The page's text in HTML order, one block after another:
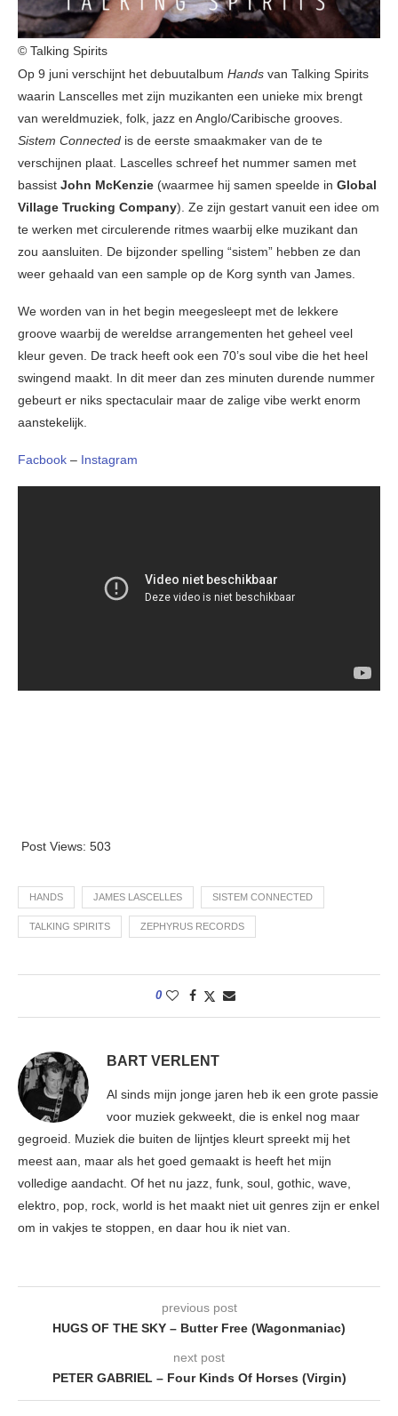
© Talking Spirits
Op 9 juni verschijnt het debuutalbum Hands van Talking Spirits
waarin Lanscelles met zijn muzikanten een unieke mix brengt
van wereldmuziek, folk, jazz en Anglo/Caribische grooves.
Sistem Connected is de eerste smaakmaker van de te
verschijnen plaat. Lascelles schreef het nummer samen met
bassist John McKenzie (waarmee hij samen speelde in Global
Village Trucking Company). Ze zijn gestart vanuit een idee om
te werken met circulerende ritmes waarbij elke muzikant dan
zou aansluiten. De bijzonder spelling “sistem” hebben ze dan
weer gehaald van een sample op de Korg synth van James.
We worden van in het begin meegesleept met de lekkere
groove waarbij de wereldse arrangementen het geheel veel
kleur geven. De track heeft ook een 70’s soul vibe die het heel
swingend maakt. In dit meer dan zes minuten durende nummer
gebeurt er niks spectaculair maar de zalige vibe werkt enorm
aanstekelijk.
Facbook – Instagram
Post Views: 503
HANDS JAMES LASCELLES SISTEM CONNECTED
TALKING SPIRITS ZEPHYRUS RECORDS
0
BART VERLENT
Al sinds mijn jonge jaren heb ik een grote passie
voor muziek gekweekt, die is enkel nog maar
gegroeid. Muziek die buiten de lijntjes kleurt spreekt mij het
meest aan, maar als het goed gemaakt is heeft het mijn
volledige aandacht. Of het nu jazz, funk, soul, gothic, wave,
elektro, pop, rock, world is het maakt niet uit genres zijn er enkel
om in vakjes te stoppen, en daar hou ik niet van.
previous post
HUGS OF THE SKY – Butter Free (Wagonmaniac)
next post
PETER GABRIEL – Four Kinds Of Horses (Virgin)